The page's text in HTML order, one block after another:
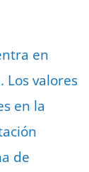
en
Los valores
en la
de